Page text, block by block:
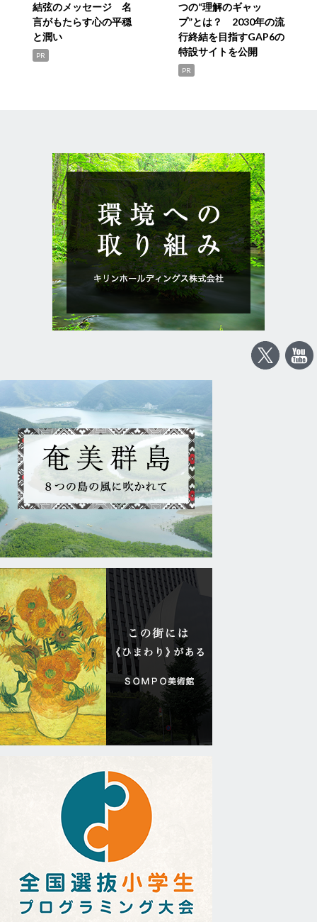
結弦のメッセージ 名
言がもたらす心の平穏
と潤い
PR
つの“理解のギャッ
プ”とは？ 2030年の流
行終結を目指すGAP6の
特設サイトを公開
PR